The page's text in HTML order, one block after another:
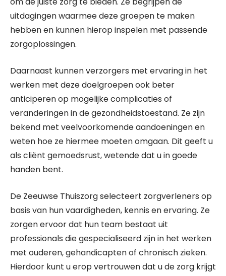
uitdagingen waarmee deze groepen te maken
hebben en kunnen hierop inspelen met passende
zorgoplossingen.
Daarnaast kunnen verzorgers met ervaring in het
werken met deze doelgroepen ook beter
anticiperen op mogelijke complicaties of
veranderingen in de gezondheidstoestand. Ze zijn
bekend met veelvoorkomende aandoeningen en
weten hoe ze hiermee moeten omgaan. Dit geeft u
als cliënt gemoedsrust, wetende dat u in goede
handen bent.
De Zeeuwse Thuiszorg selecteert zorgverleners op
basis van hun vaardigheden, kennis en ervaring. Ze
zorgen ervoor dat hun team bestaat uit
professionals die gespecialiseerd zijn in het werken
met ouderen, gehandicapten of chronisch zieken.
Hierdoor kunt u erop vertrouwen dat u de zorg krijgt